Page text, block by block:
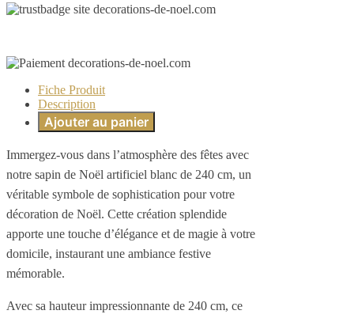
Fiche Produit
Description
Ajouter au panier
Immergez-vous dans l’atmosphère des fêtes avec
notre sapin de Noël artificiel blanc de 240 cm, un
véritable symbole de sophistication pour votre
décoration de Noël. Cette création splendide
apporte une touche d’élégance et de magie à votre
domicile, instaurant une ambiance festive
mémorable.
Avec sa hauteur impressionnante de 240 cm, ce